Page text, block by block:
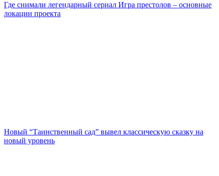
Где снимали легендарный сериал Игра престолов – основные
локации проекта
Новый “Таинственный сад” вывел классическую сказку на
новый уровень